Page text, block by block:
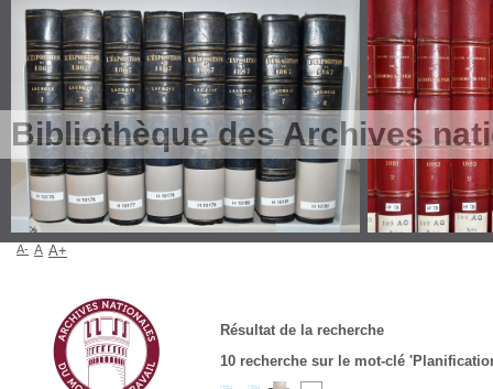
Bibliothèque des Archives
Résultat de la recherche
10 recherche sur le mot-clé
A- A A+